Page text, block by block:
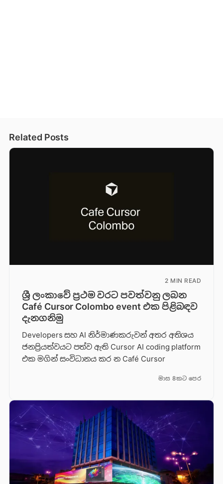
Related Posts
2 MIN READ
ශ්‍රී ලංකාවේ ප්‍රථම වරට පවත්වනු ලබන
Café Cursor Colombo event එක පිළිබඳව
දැනගනිමු
Developers සහ AI නිර්මාණකරුවන් අතර අතිශය
ජනප්‍රියත්වයට පත්ව ඇති Cursor AI coding platform
එක මගින් සංවිධානය කර න Café Cursor
මාස 8කට පෙර